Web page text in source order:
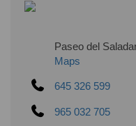
Paseo del
Maps
645 326 599
965 032 705